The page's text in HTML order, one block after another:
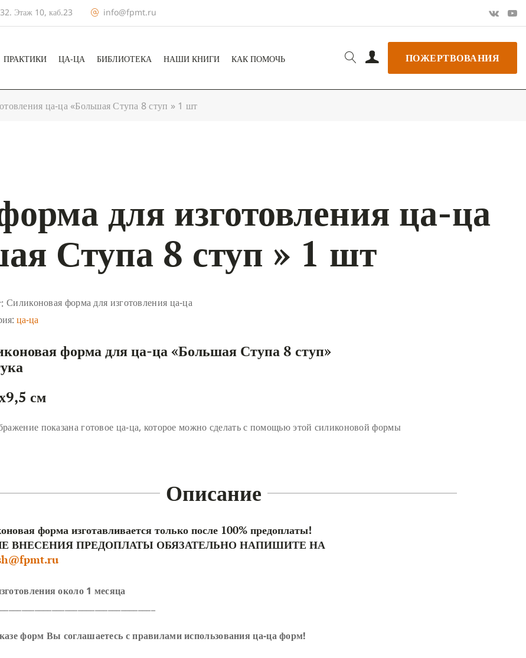
Этаж 10, каб.23 info@fpmt.ru
ПРАКТИКИ ЦА-ЦА БИБЛИОТЕКА НАШИ КНИГИ КАК ПОМОЧЬ ПОЖЕРТВОВАНИЯ
ца-ца «Большая Ступа 8 ступ » 1 шт
для изготовления ца-ца
Ступа 8 ступ » 1 шт
Силиконовая форма для изготовления ца-ца
ца-ца
форма для ца-ца «Большая Ступа 8 ступ»
см
показана готовое ца-ца, которое можно сделать с помощью этой силиконовой формы
Описание
форма изготавливается только после 100% предоплаты!
ВНЕСЕНИЯ ПРЕДОПЛАТЫ ОБЯЗАТЕЛЬНО НАПИШИТЕ НА
около 1 месяца
форм Вы соглашаетесь с правилами использования ца-ца форм!